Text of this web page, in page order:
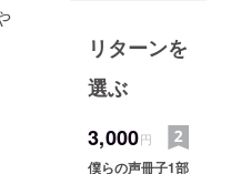
が生活する
児童養護施
設。そこを
者たちへの
サポートを
リターンを
選ぶ
3,000円
僕らの声冊子1部